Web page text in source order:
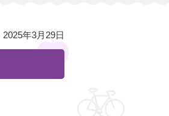
2025年3月29日